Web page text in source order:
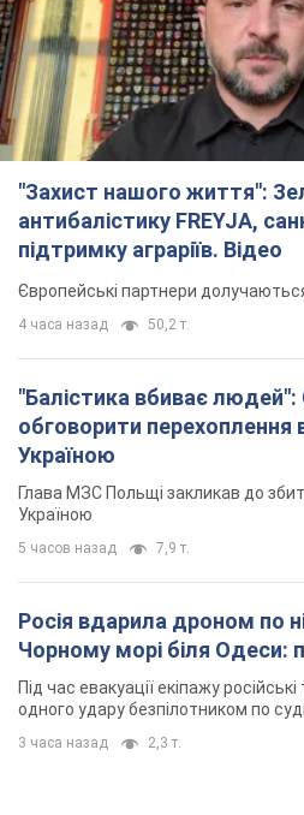
"Балістика вбиває людей":
обговорити
Україною
Глава МЗС Польщі закликав до
Україною
5 часов назад 7,9 т.
Росія вдарила дроном по
Чорному морі біля Одеси:
3 часа назад 2,3 т.